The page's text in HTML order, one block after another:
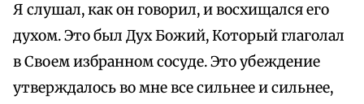
Я слушал, как он говорил, и восхищался его
духом. Это был Дух Божий, Который глаголал
в Своем избранном сосуде. Это убеждение
утверждалось во мне все сильнее и сильнее,